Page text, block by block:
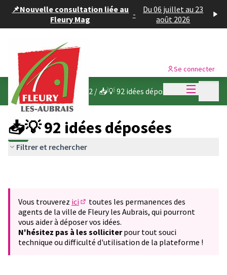
📌Nouvelle consultation liée au
Fleury Mag
-
Du 06 juillet au 23
août 2026
Menu
Se connecter
Budget participatif 2022 / 📥💡 92 idées déposées
📥💡 92 idées déposées
Filtrer et rechercher
Vous trouverez ici
(S'ouvre dans un nouvel onglet)
toutes les permanences des
agents de la ville de Fleury les Aubrais, qui pourront
vous aider à déposer vos idées.
N'hésitez pas à les solliciterpour tout souci
technique ou difficulté d'utilisation de la plateforme !
Panneau de gestion des cookies